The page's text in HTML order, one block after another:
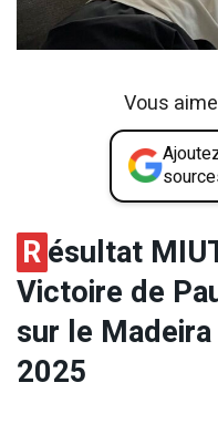
Vous
Résultat
Victoire de
sur le
2025